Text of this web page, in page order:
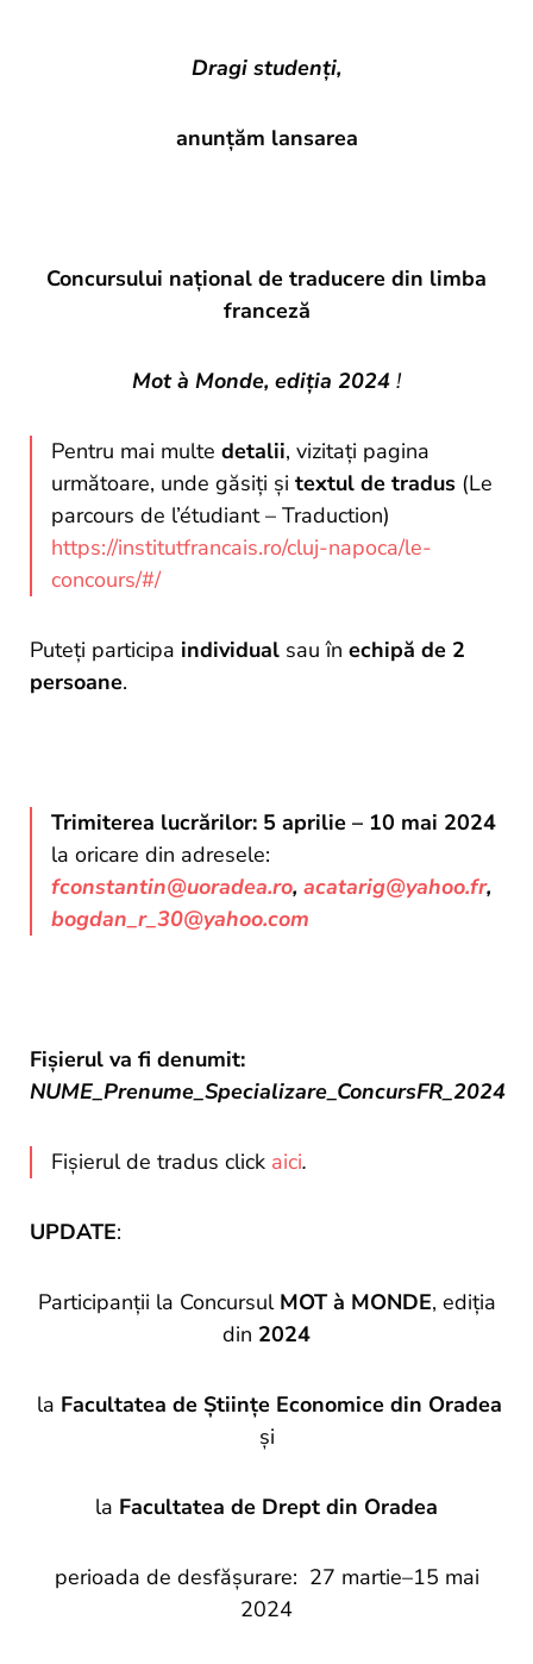
Dragi studenţi,
anunțăm lansarea
Concursului național de traducere din limba
franceză
Mot à Monde, ediția 2024 !
Pentru mai multe detalii, vizitați pagina
următoare, unde găsiți și textul de tradus (Le
parcours de l’étudiant – Traduction)
https://institutfrancais.ro/cluj-napoca/le-
concours/#/
Puteţi participa individual sau în echipă de 2
persoane.
Trimiterea lucrărilor: 5 aprilie – 10 mai 2024
la oricare din adresele:
fconstantin@uoradea.ro, acatarig@yahoo.fr,
bogdan_r_30@yahoo.com
Fişierul va fi denumit:
NUME_Prenume_Specializare_ConcursFR_2024
Fișierul de tradus click aici.
UPDATE:
Participanții la Concursul MOT à MONDE, ediția
din 2024
la Facultatea de Științe Economice din Oradea
și
la Facultatea de Drept din Oradea
perioada de desfășurare: 27 martie–15 mai
2024